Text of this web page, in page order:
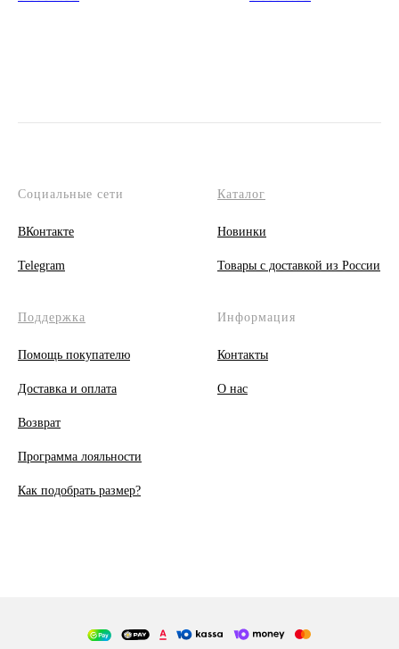
Социальные сети
ВКонтакте
Telegram
Каталог
Новинки
Товары с доставкой из России
Поддержка
Помощь покупателю
Доставка и оплата
Возврат
Программа лояльности
Как подобрать размер?
Информация
Контакты
О нас